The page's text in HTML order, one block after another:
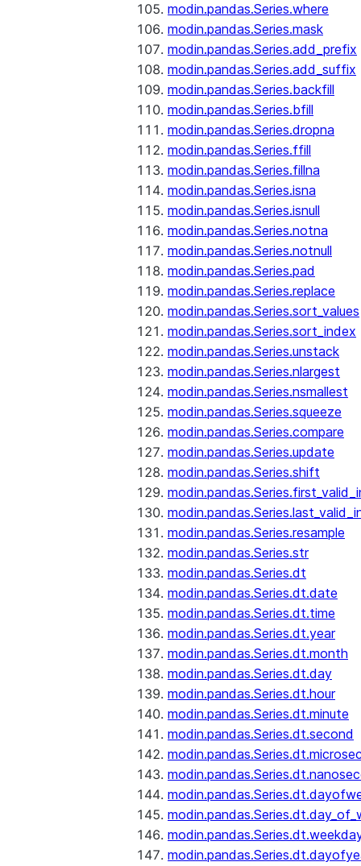
modin.pandas.Series.where
modin.pandas.Series.mask
modin.pandas.Series.add_prefix
modin.pandas.Series.add_suffix
modin.pandas.Series.backfill
modin.pandas.Series.bfill
modin.pandas.Series.dropna
modin.pandas.Series.ffill
modin.pandas.Series.fillna
modin.pandas.Series.isna
modin.pandas.Series.isnull
modin.pandas.Series.notna
modin.pandas.Series.notnull
modin.pandas.Series.pad
modin.pandas.Series.replace
modin.pandas.Series.sort_values
modin.pandas.Series.sort_index
modin.pandas.Series.unstack
modin.pandas.Series.nlargest
modin.pandas.Series.nsmallest
modin.pandas.Series.squeeze
modin.pandas.Series.compare
modin.pandas.Series.update
modin.pandas.Series.shift
modin.pandas.Series.resample
modin.pandas.Series.str
modin.pandas.Series.dt
modin.pandas.Series.dt.date
modin.pandas.Series.dt.time
modin.pandas.Series.dt.year
modin.pandas.Series.dt.month
modin.pandas.Series.dt.day
modin.pandas.Series.dt.hour
modin.pandas.Series.dt.minute
modin.pandas.Series.dt.second